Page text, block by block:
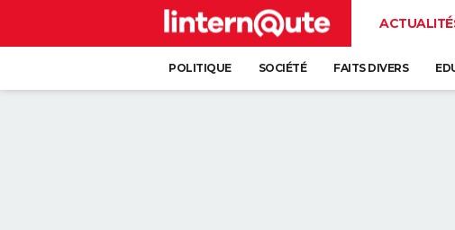
POLITIQUE SOCIÉTÉ FAITS DIVERS